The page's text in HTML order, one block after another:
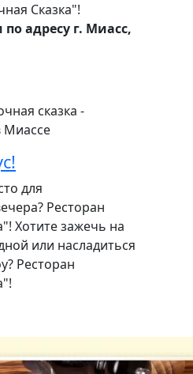
Сказка"!
адресу г. Миасс,
для
Ресторан
Хотите зажечь на
или насладиться
Ресторан